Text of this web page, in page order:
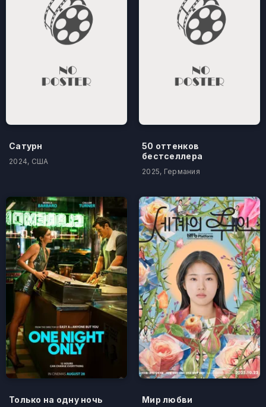
Сатурн
2024, США
50 оттенков
бестселлера
2025, Германия
Только на одну ночь Мир любви